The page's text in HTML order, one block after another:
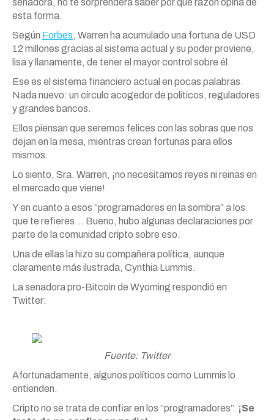
senadora, no te sorprenderá saber por qué razón opina de
esta forma.
Según Forbes, Warren ha acumulado una fortuna de USD
12 millones gracias al sistema actual y su poder proviene,
lisa y llanamente, de tener el mayor control sobre él.
Ese es el sistema financiero actual en pocas palabras.
Nada nuevo: un círculo acogedor de políticos, reguladores
y grandes bancos.
Ellos piensan que seremos felices con las sobras que nos
dejan en la mesa, mientras crean fortunas para ellos
mismos.
Lo siento, Sra. Warren, ¡no necesitamos reyes ni reinas en
el mercado que viene!
Y en cuanto a esos “programadores en la sombra” a los
que te refieres… Bueno, hubo algunas declaraciones por
parte de la comunidad cripto sobre eso.
Una de ellas la hizo su compañera política, aunque
claramente más ilustrada, Cynthia Lummis.
La senadora pro-Bitcoin de Wyoming respondió en
Twitter:
Fuente: Twitter
Afortunadamente, algunos políticos como Lummis lo
entienden.
Cripto no se trata de confiar en los “programadores”. ¡Se